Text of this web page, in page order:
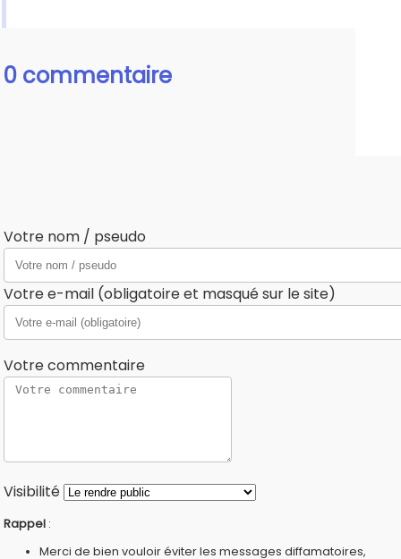
0 commentaire
Votre nom / pseudo
Votre e-mail (obligatoire et masqué sur le site)
Votre commentaire
Visibilité
Rappel :
Merci de bien vouloir éviter les messages diffamatoires,